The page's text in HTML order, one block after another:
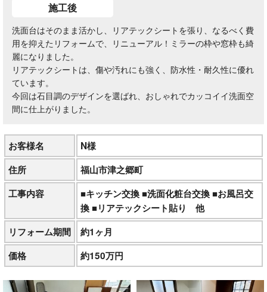
施工後
洗面台はそのまま活かし、リアテックシートを張り、なるべく費
用を抑えたリフォームで、リニューアル！ミラーの枠や窓枠も綺
麗になりました。
リアテックシートは、傷や汚れにも強く、防水性・耐久性に優れ
ています。
今回は石目調のデザインを選ばれ、おしゃれでカッコイイ洗面空
間に仕上がりました。
お客様名
N様
住所
福山市津之郷町
工事内容
■キッチン交換 ■洗面化粧台交換 ■お風呂交
換 ■リアテックシート貼り 他
リフォーム期間
約1ヶ月
価格
約150万円